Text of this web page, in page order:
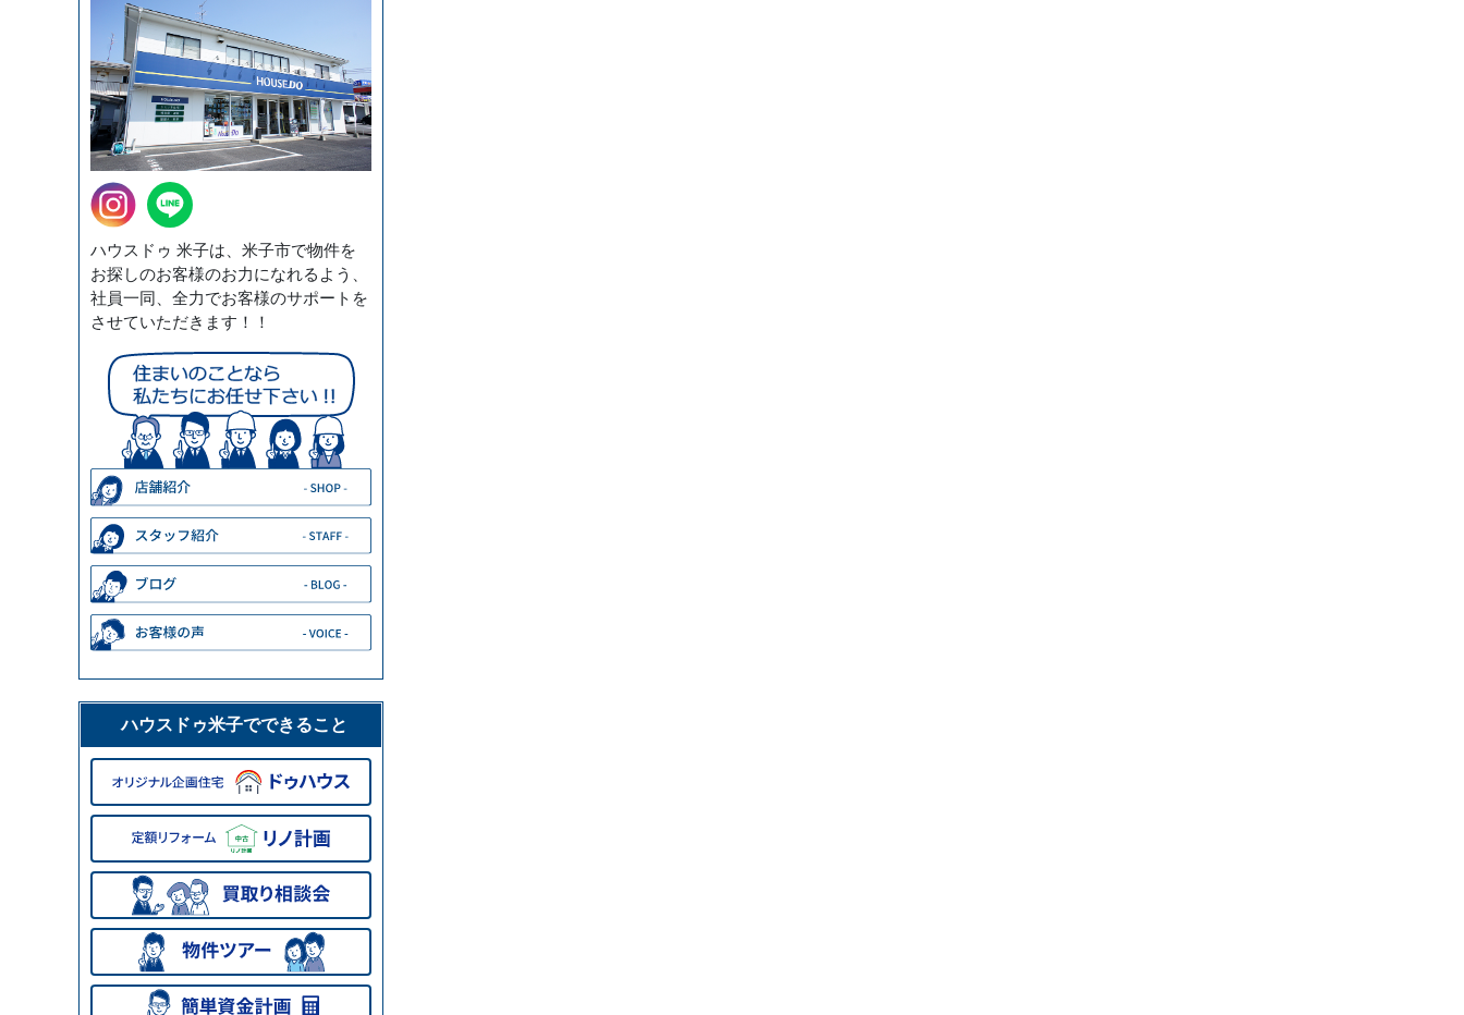
ハウスドゥ 米子は、米子市で物件を
お探しのお客様のお力になれるよう、
社員一同、全力でお客様のサポートを
させていただきます！！
ハウスドゥ米子でできること